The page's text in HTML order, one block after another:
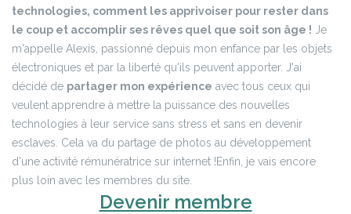
publications
technologies, comment les apprivoiser pour rester dans
le coup et accomplir ses rêves quel que soit son âge ! Je
m'appelle Alexis, passionné depuis mon enfance par les objets
électroniques et par la liberté qu'ils peuvent apporter. J'ai
décidé de partager mon expérience avec tous ceux qui
veulent apprendre à mettre la puissance des nouvelles
technologies à leur service sans stress et sans en devenir
esclaves. Cela va du partage de photos au développement
d'une activité rémunératrice sur internet !Enfin, je vais encore
plus loin avec les membres du site.
Devenir membre